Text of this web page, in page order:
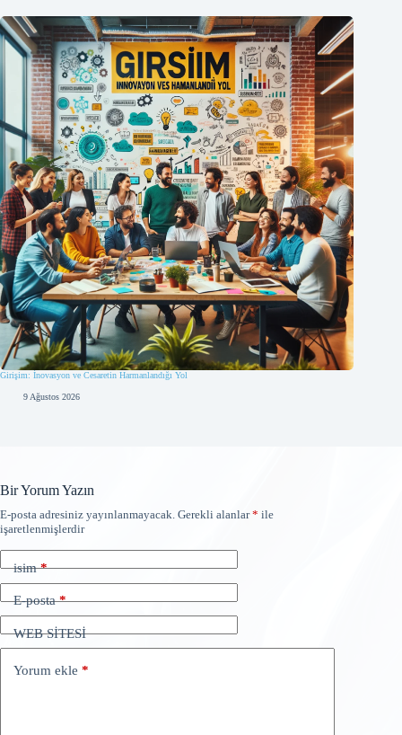
Girişim: İnovasyon ve Cesaretin Harmanlandığı Yol
9 Ağustos 2026
Bir Yorum Yazın
E-posta adresiniz yayınlanmayacak. Gerekli alanlar* ile
işaretlenmişlerdir
isim*
E-posta*
WEB SİTESİ
Yorum ekle *